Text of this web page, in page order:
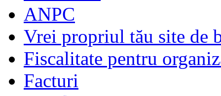
ANPC
Vrei propriul tău site de
Fiscalitate pentru
Facturi